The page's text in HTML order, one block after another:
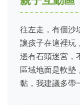
往左走，有個沙
讓孩子在這裡玩
邊有石頭迷宮，
區域地面是軟墊
黏，我建議多帶